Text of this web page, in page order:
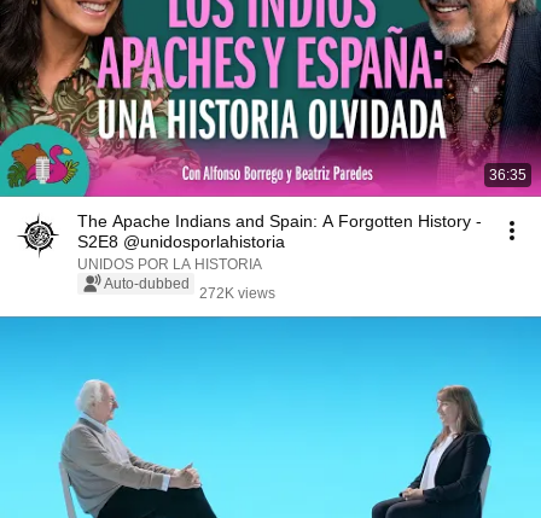
36:35
The Apache Indians and Spain: A Forgotten History -
S2E8 @unidosporlahistoria
UNIDOS POR LA HISTORIA
Auto-dubbed
272K views